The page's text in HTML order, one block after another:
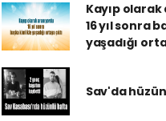
Kayıp
16 yıl sonra
yaşadığı
Sav'da